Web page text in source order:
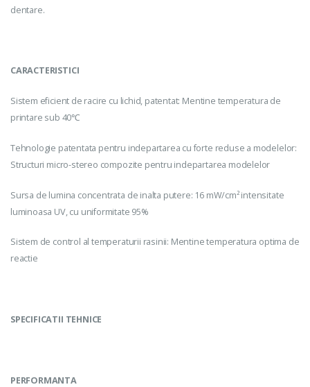
dentare.
CARACTERISTICI
Sistem eficient de racire cu lichid, patentat: Mentine temperatura de
printare sub 40℃
Tehnologie patentata pentru indepartarea cu forte reduse a modelelor:
Structuri micro-stereo compozite pentru indepartarea modelelor
Sursa de lumina concentrata de inalta putere: 16 mW/cm² intensitate
luminoasa UV, cu uniformitate 95%
Sistem de control al temperaturii rasinii: Mentine temperatura optima de
reactie
SPECIFICATII TEHNICE
PERFORMANTA